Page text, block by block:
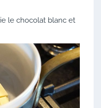
le chocolat blanc et